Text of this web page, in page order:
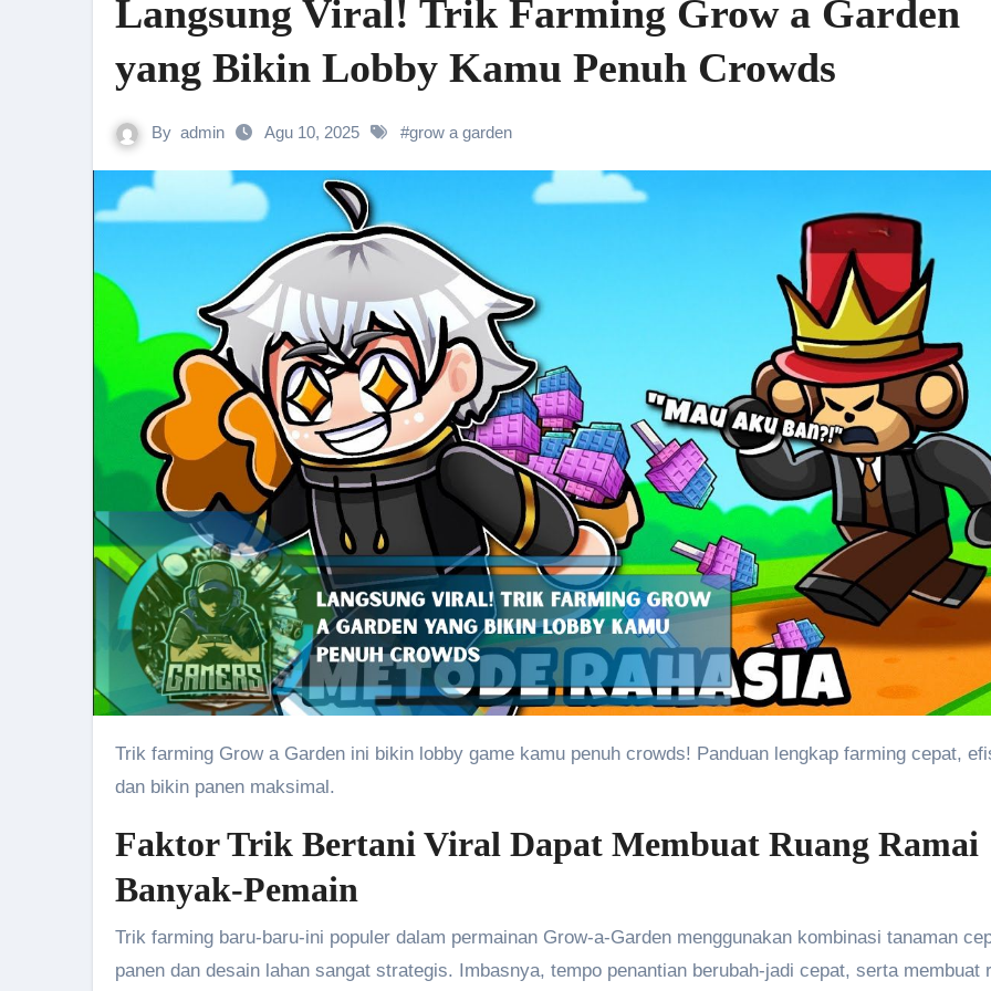
Langsung Viral! Trik Farming Grow a Garden
yang Bikin Lobby Kamu Penuh Crowds
By admin Agu 10, 2025 #grow a garden
Trik farming Grow a Garden ini bikin lobby game kamu penuh crowds! Panduan lengkap farming cepat, efisien,
dan bikin panen maksimal.
Faktor Trik Bertani Viral Dapat Membuat Ruang Ramai
Banyak-Pemain
Trik farming baru-baru-ini populer dalam permainan Grow-a-Garden menggunakan kombinasi tanaman
panen dan desain lahan sangat strategis. Imbasnya, tempo penantian berubah-jadi cepat, serta membuat